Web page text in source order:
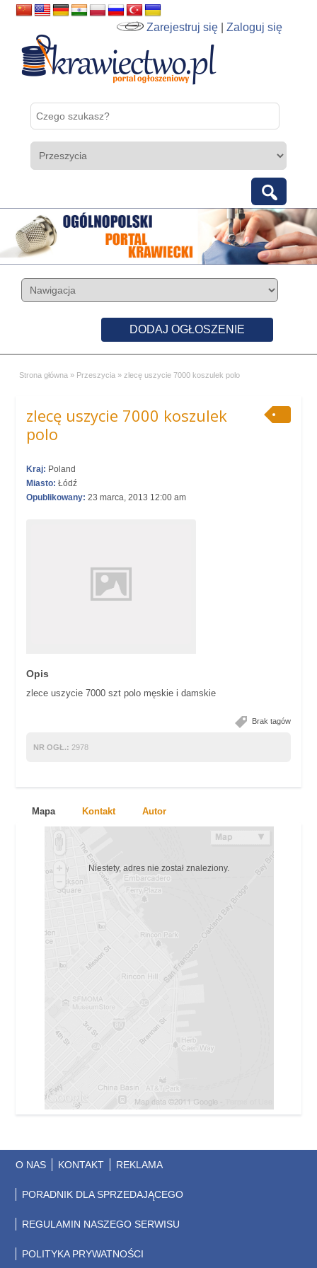
Zarejestruj się |Zaloguj się
DODAJ OGŁOSZENIE
Strona główna » Przeszycia » zlecę uszycie 7000 koszulek polo
zlecę uszycie 7000 koszulek
polo
Kraj: Poland
Miasto: Łódź
Opublikowany: 23 marca, 2013 12:00 am
Opis
zlece uszycie 7000 szt polo męskie i damskie
Brak tagów
NR OGŁ.: 2978
Mapa Kontakt Autor
Niestety, adres nie został znaleziony.
O NAS KONTAKT REKLAMA
PORADNIK DLA SPRZEDAJĄCEGO
REGULAMIN NASZEGO SERWISU
POLITYKA PRYWATNOŚCI